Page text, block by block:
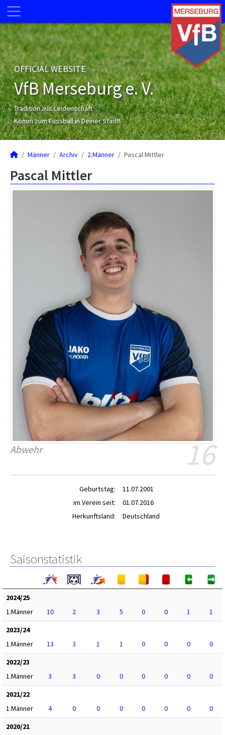
OFFICIAL WEBSITE
VfB Merseburg e. V.
Tradition aus Leidenschaft
Komm zum Fussball in Deiner Stadt!
Männer Archiv 2.Männer Pascal Mittler
Pascal Mittler
16
Abwehr
Geburtstag:
11.07.2001
im Verein seit:
01.07.2016
Herkunftsland:
Deutschland
Saisonstatistik
2024/25
1.Männer
10 2 3 5 0 0 1
1
2023/24
1.Männer
13 3 1 1 0 0 0
0
2022/23
1.Männer
3 3 0 0 0 0 0
0
2021/22
1.Männer
4 0 0 0 0 0 0
0
2020/21